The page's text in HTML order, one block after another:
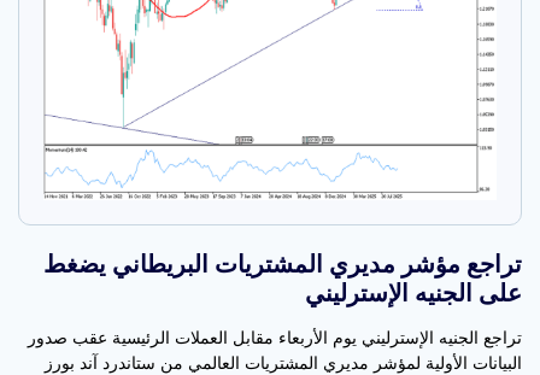
تراجع مؤشر مديري المشتريات البريطاني يضغط
على الجنيه الإسترليني
تراجع الجنيه الإسترليني يوم الأربعاء مقابل العملات الرئيسية عقب صدور
البيانات الأولية لمؤشر مديري المشتريات العالمي من ستاندرد آند بورز